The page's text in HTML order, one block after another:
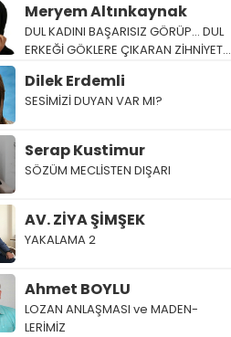
Meryem Altınkaynak
DUL KADINI BAŞARISIZ GÖRÜP… DUL
ERKEĞİ GÖKLERE ÇIKARAN ZİHNİYET…
Dilek Erdemli
SESİMİZİ DUYAN VAR MI?
Serap Kustimur
SÖZÜM MECLİSTEN DIŞARI
AV. ZİYA ŞİMŞEK
YAKALAMA 2
Ahmet BOYLU
LOZAN AN­LAŞ­MA­SI ve MA­DEN­
LERİMİZ